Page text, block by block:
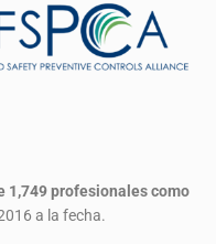
1,749 profesionalescomo
a la fecha.